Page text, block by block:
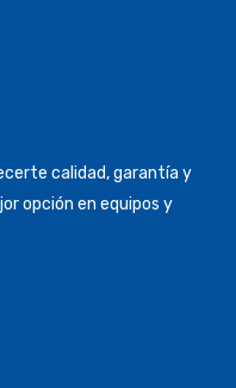
calidad, garantía y
opción en equipos y